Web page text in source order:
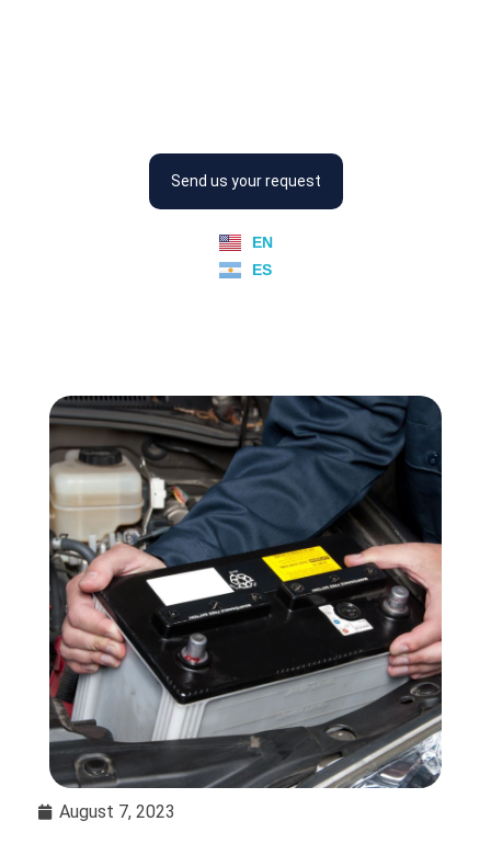
Send us your request
EN
ES
August 7, 2023